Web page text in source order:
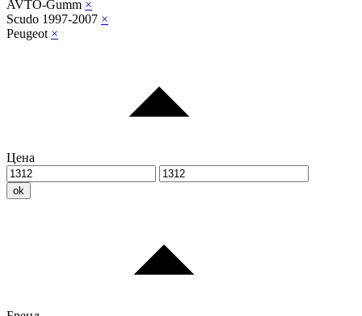
AVTO-Gumm ×
Scudo 1997-2007 ×
Peugeot ×
Цена
ok